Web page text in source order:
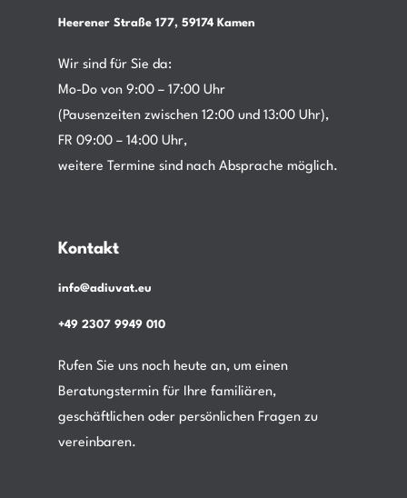
Heerener Straße 177, 59174 Kamen
Wir sind für Sie da:
Mo-Do von 9:00 – 17:00 Uhr
(Pausenzeiten zwischen 12:00 und 13:00 Uhr),
FR 09:00 – 14:00 Uhr,
weitere Termine sind nach Absprache möglich.
Kontakt
info@adiuvat.eu
+49 2307 9949 010
Rufen Sie uns noch heute an, um einen
Beratungstermin für Ihre familiären,
geschäftlichen oder persönlichen Fragen zu
vereinbaren.